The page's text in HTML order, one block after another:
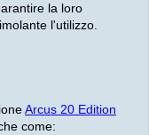
la loro
l'utilizzo.
Arcus 20 Edition
come: